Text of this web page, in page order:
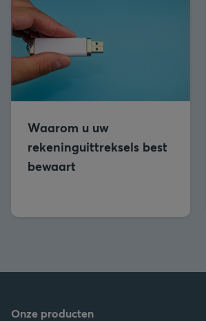
Waarom u uw
rekeninguittreksels best
bewaart
Onze producten